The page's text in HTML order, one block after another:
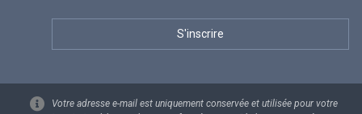
Votre adresse e-mail est uniquement conservée et utilisée pour votre